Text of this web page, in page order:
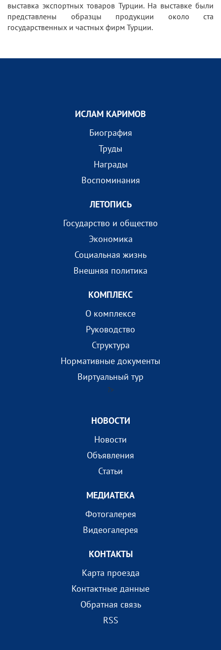
выставка экспортных товаров Турции. На выставке были
представлены образцы продукции около ста
государственных и частных фирм Турции.
ИСЛАМ КАРИМОВ
Биография
Труды
Награды
Воспоминания
ЛЕТОПИСЬ
Государство и общество
Экономика
Социальная жизнь
Внешняя политика
КОМПЛEКС
О комплексе
Руководство
Структура
Нормативные документы
Виртуальный тур
?>
НОВОСТИ
Новости
Объявления
Статьи
МEДИАТEКА
Фотогалерея
Видеогалерея
КОНТАКТЫ
Карта проезда
Контактные данные
Обратная связь
RSS